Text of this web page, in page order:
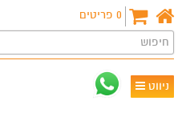
0 פריטים
חיפוש
ניווט